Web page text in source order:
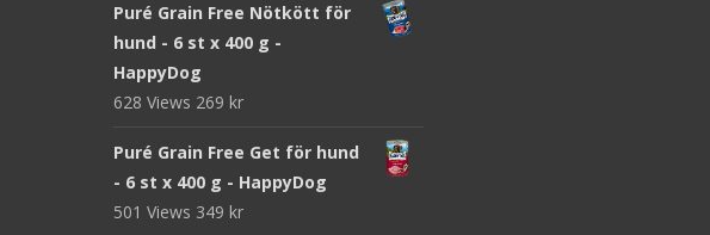
Puré Grain Free Nötkött för
hund - 6 st x 400 g -
HappyDog
628 Views 269 kr
Puré Grain Free Get för hund
- 6 st x 400 g - HappyDog
501 Views 349 kr